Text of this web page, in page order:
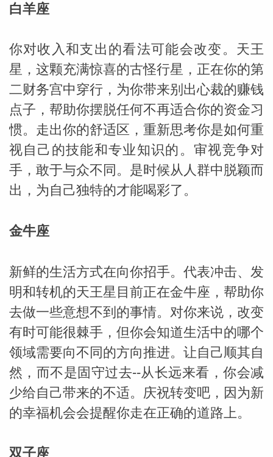
网_苏珊
米勒
白羊座
你对收入和支出的看法可能会改变。天王
星，这颗充满惊喜的古怪行星，正在你的第
二财务宫中穿行，为你带来别出心裁的赚钱
点子，帮助你摆脱任何不再适合你的资金习
惯。走出你的舒适区，重新思考你是如何重
视自己的技能和专业知识的。审视竞争对
手，敢于与众不同。是时候从人群中脱颖而
出，为自己独特的才能喝彩了。
金牛座
新鲜的生活方式在向你招手。代表冲击、发
明和转机的天王星目前正在金牛座，帮助你
去做一些意想不到的事情。对你来说，改变
有时可能很棘手，但你会知道生活中的哪个
领域需要向不同的方向推进。让自己顺其自
然，而不是固守过去--从长远来看，你会减
少给自己带来的不适。庆祝转变吧，因为新
的幸福机会会提醒你走在正确的道路上。
双子座